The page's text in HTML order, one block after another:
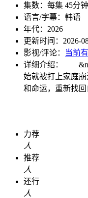
集数： 每集 45分钟
语言/字幕： 韩语
年代： 2026
更新时间： 2026-
影视/评论：
当前有
详细介绍：
始就被打上家庭
和命运，重新找回
力荐
人
推荐
人
还行
人